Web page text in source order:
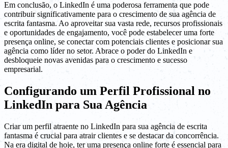
Em conclusão, o LinkedIn é uma poderosa ferramenta que pode
contribuir significativamente para o crescimento de sua agência de
escrita fantasma. Ao aproveitar sua vasta rede, recursos profissionais
e oportunidades de engajamento, você pode estabelecer uma forte
presença online, se conectar com potenciais clientes e posicionar sua
agência como líder no setor. Abrace o poder do LinkedIn e
desbloqueie novas avenidas para o crescimento e sucesso
empresarial.
Configurando um Perfil Profissional no
LinkedIn para Sua Agência
Criar um perfil atraente no LinkedIn para sua agência de escrita
fantasma é crucial para atrair clientes e se destacar da concorrência.
Na era digital de hoje, ter uma presença online forte é essencial para